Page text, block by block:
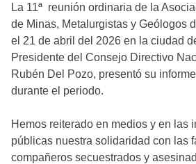
La 11ª reunión ordinaria de la
de Minas, Metalurgistas y Geólogos
el 21 de abril del 2026 en la ciudad
Presidente del Consejo Directivo
Rubén Del Pozo, presentó su
durante el periodo.
Hemos reiterado en medios y en las
públicas nuestra solidaridad con las
compañeros secuestrados y